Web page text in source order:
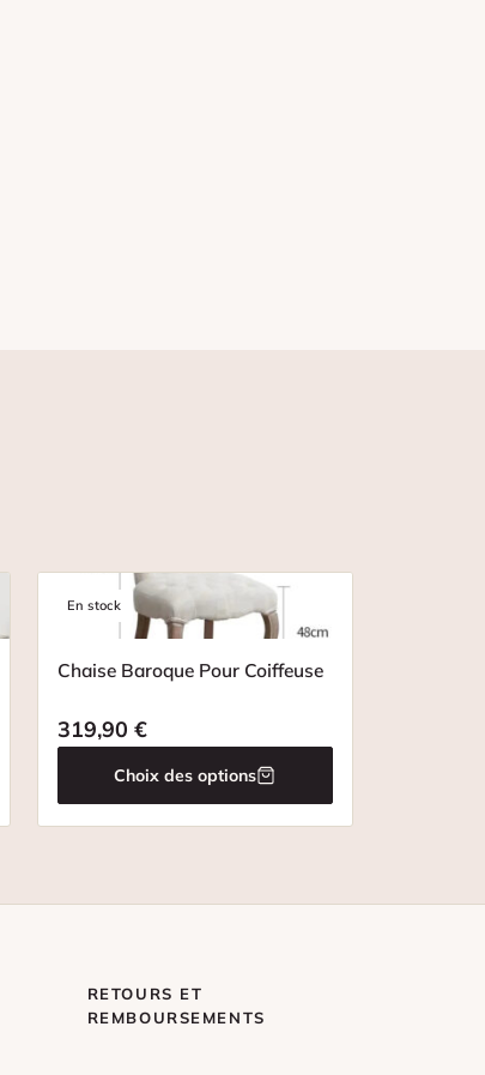
En stock
Chaise Baroque Pour Coiffeuse
319,90 €
Choix des options
RETOURS ET
REMBOURSEMENTS